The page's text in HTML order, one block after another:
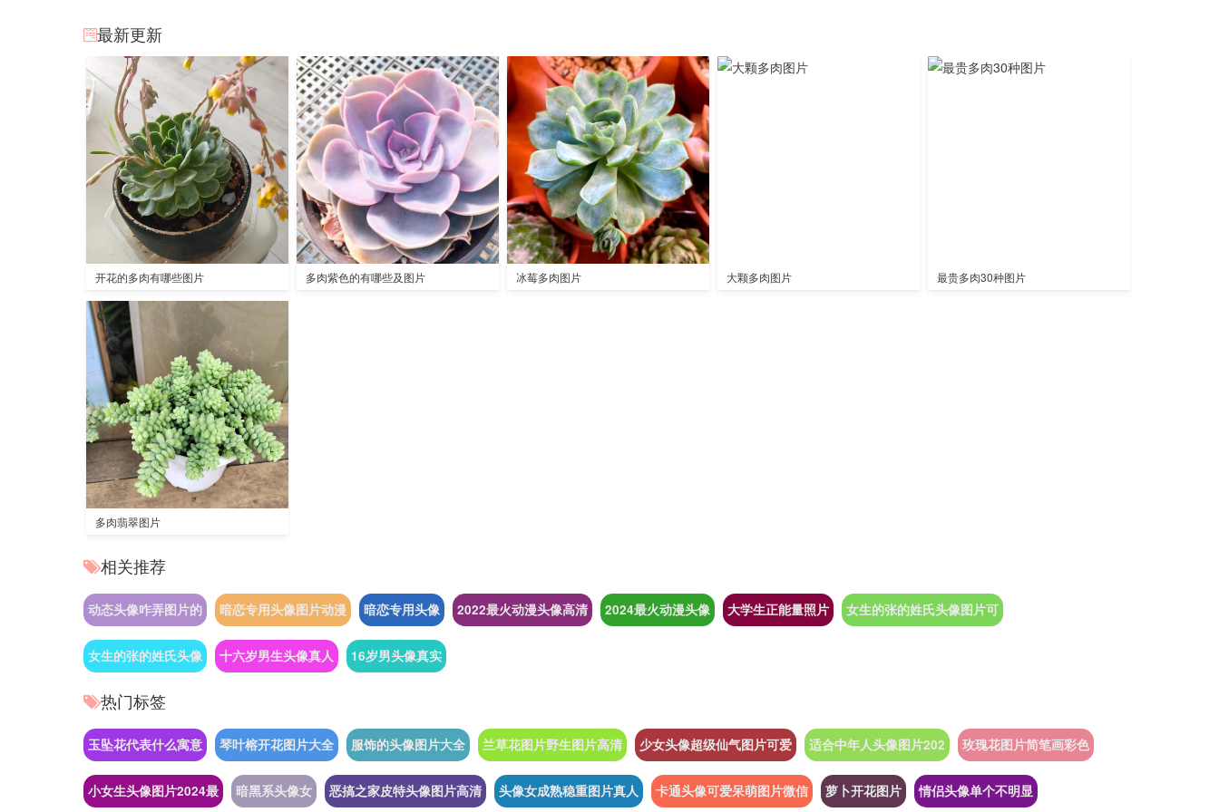
最新更新
开花的多肉有哪些图片 多肉紫色的有哪些及图片 冰莓多肉图片 大颗多肉图片 最贵多肉30种图片
多肉翡翠图片
相关推荐
动态头像咋弄图片的 暗恋专用头像图片动漫 暗恋专用头像 2022最火动漫头像高清 2024最火动漫头像 大学生正能量照片 女生的张的姓氏头像图片可
女生的张的姓氏头像 十六岁男生头像真人 16岁男头像真实
热门标签
玉坠花代表什么寓意 琴叶榕开花图片大全 服饰的头像图片大全 兰草花图片野生图片高清 少女头像超级仙气图片可爱 适合中年人头像图片202 玫瑰花图片简笔画彩色
小女生头像图片2024最 暗黑系头像女 恶搞之家皮特头像图片高清 头像女成熟稳重图片真人 卡通头像可爱呆萌图片微信 萝卜开花图片 情侣头像单个不明显